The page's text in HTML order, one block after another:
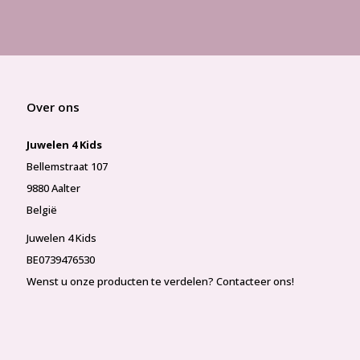
Over ons
Juwelen 4 Kids
Bellemstraat 107
9880 Aalter
België
Juwelen 4 Kids
BE0739476530
Wenst u onze producten te verdelen? Contacteer ons!